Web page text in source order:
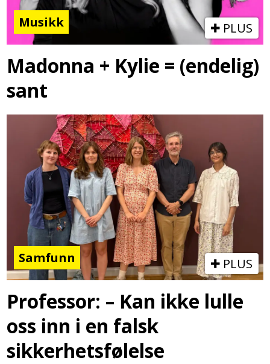
Musikk PLUS
Madonna + Kylie = (endelig)
sant
Samfunn PLUS
Professor: – Kan ikke lulle
oss inn i en falsk
sikkerhetsfølelse